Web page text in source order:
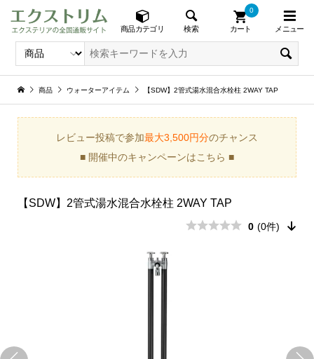
商品カテゴリ 検索 カート
0
メニュー
商品 ウォーターアイテム 【SDW】2管式湯水混合水栓柱 2WAY TAP
レビュー投稿で参加最大3,500円分のチャンス
■ 開催中のキャンペーンはこちら ■
【SDW】2管式湯水混合水栓柱 2WAY TAP
0 (0件)